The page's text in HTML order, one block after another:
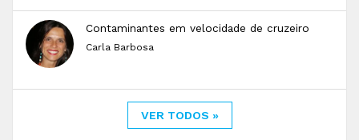
Contaminantes em velocidade de cruzeiro
Carla Barbosa
VER TODOS »